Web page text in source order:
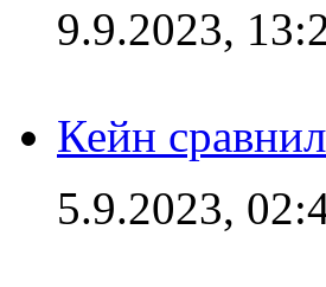
9.9.2023,
Кейн
5.9.2023,